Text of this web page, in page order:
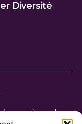
Diversité
de